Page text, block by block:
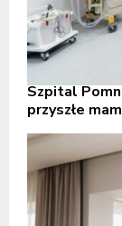
Szpital
przyszłe